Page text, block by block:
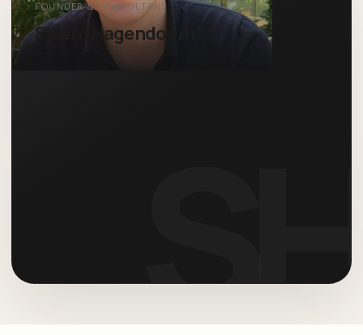
FOUNDER & CONSULTANT
Sjoerd Hagendoorn